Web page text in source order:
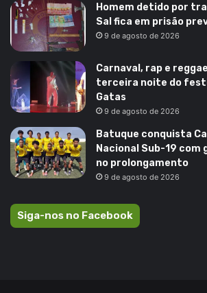
Homem detido por
Sal fica em prisão
9 de agosto de 2026
Carnaval, rap e
terceira noite do
Gatas
9 de agosto de 2026
Batuque conquista
Nacional Sub-19 com
no prolongamento
9 de agosto de 2026
Siga-nos no Facebook